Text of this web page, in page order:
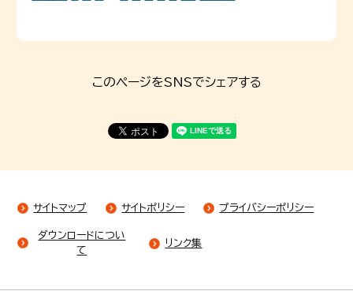
このページをSNSでシェアする
サイトマップ サイトポリシー プライバシーポリシー
ダウンロードについ
て
リンク集